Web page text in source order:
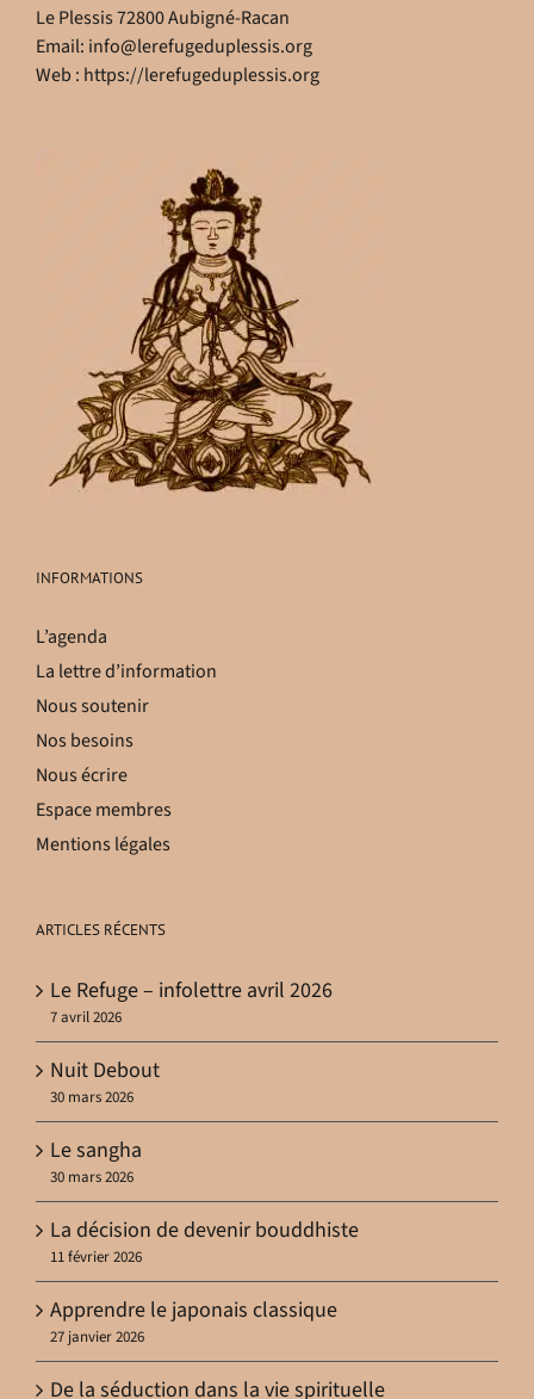
Le Plessis 72800 Aubigné-Racan
Email: info@lerefugeduplessis.org
Web : https://lerefugeduplessis.org
INFORMATIONS
L’agenda
La lettre d’information
Nous soutenir
Nos besoins
Nous écrire
Espace membres
Mentions légales
ARTICLES RÉCENTS
Le Refuge – infolettre avril 2026
7 avril 2026
Nuit Debout
30 mars 2026
Le sangha
30 mars 2026
La décision de devenir bouddhiste
11 février 2026
Apprendre le japonais classique
27 janvier 2026
De la séduction dans la vie spirituelle